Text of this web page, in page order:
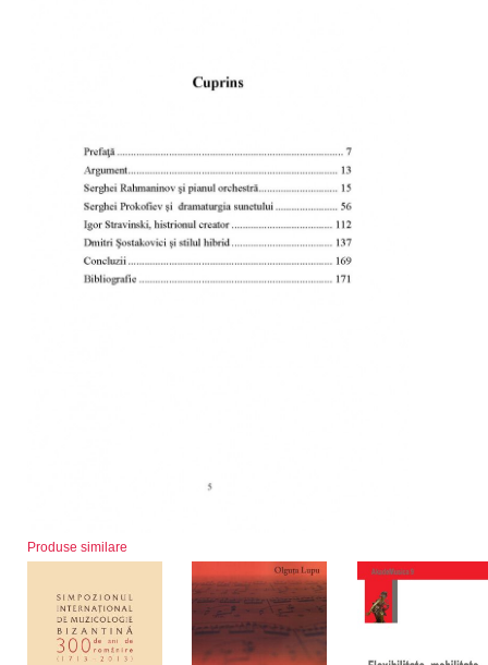
Produse similare